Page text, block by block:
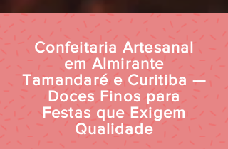
Confeitaria Artesanal
em Almirante
Tamandaré e Curitiba —
Doces Finos para
Festas que Exigem
Qualidade